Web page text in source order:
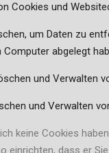
Cookies und
um Daten zu
abgelegt
und Verwalten
und Verwalten
keine Cookies
einrichten, dass er